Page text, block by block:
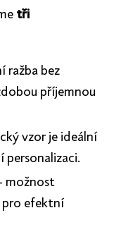
tři
ražba bez
příjemnou
vzor je ideální
možnost
pro efektní